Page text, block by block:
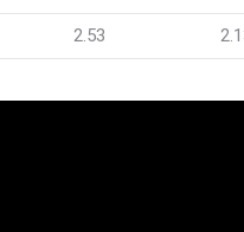
2.53